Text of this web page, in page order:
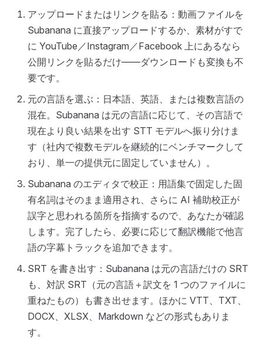
アップロードまたはリンクを貼る：動画ファイルを
Subanana に直接アップロードするか、素材がすで
に YouTube／Instagram／Facebook 上にあるなら
公開リンクを貼るだけ——ダウンロードも変換も不
要です。
元の言語を選ぶ：日本語、英語、または複数言語の
混在。Subanana は元の言語に応じて、その言語で
現在より良い結果を出す STT モデルへ振り分けま
す（社内で複数モデルを継続的にベンチマークして
おり、単一の提供元に固定していません）。
Subanana のエディタで校正：用語集で固定した固
有名詞はそのまま適用され、さらに AI 補助校正が
誤字と思われる箇所を指摘するので、あなたが確認
します。完了したら、必要に応じて翻訳機能で他言
語の字幕トラックを追加できます。
SRT を書き出す：Subanana は元の言語だけの SRT
も、対訳 SRT（元の言語＋訳文を 1 つのファイルに
重ねたもの）も書き出せます。ほかに VTT、TXT、
DOCX、XLSX、Markdown などの形式もありま
す。